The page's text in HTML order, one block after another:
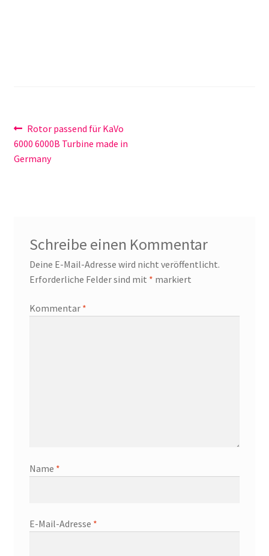
Beitragsnavigation
Vorheriger
Beitrag:
Rotor passend für KaVo
6000 6000B Turbine made in
Germany
Schreibe einen Kommentar
Deine E-Mail-Adresse wird nicht veröffentlicht.
Erforderliche Felder sind mit * markiert
Kommentar *
Name *
E-Mail-Adresse *